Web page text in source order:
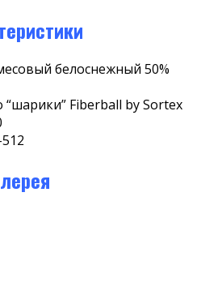
белоснежный 50%
Fiberball by Sortex